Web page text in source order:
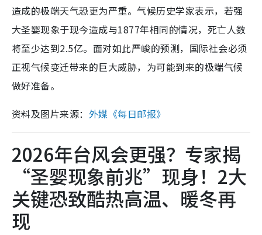
造成的极端天气恐更为严重。气候历史学家表示，若强
大圣婴现象于现今造成与1877年相同的情况，死亡人数
将至少达到2.5亿。面对如此严峻的预测，国际社会必须
正视气候变迁带来的巨大威胁，为可能到来的极端气候
做好准备。
资料及图片来源： 外媒《每日邮报》
2026年台风会更强？专家揭
“圣婴现象前兆”现身！2大
关键恐致酷热高温、暖冬再
现